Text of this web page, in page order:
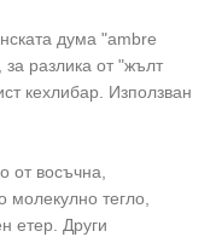
дума "ambre
разлика от "жълт
кехлибар. Използван
от восъчна,
молекулно тегло,
етер. Други